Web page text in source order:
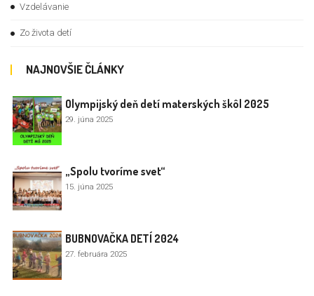
Vzdelávanie
Zo života detí
NAJNOVŠIE ČLÁNKY
Olympijský deň detí materských škôl 2025
29. júna 2025
„Spolu tvoríme svet“
15. júna 2025
BUBNOVAČKA DETÍ 2024
27. februára 2025